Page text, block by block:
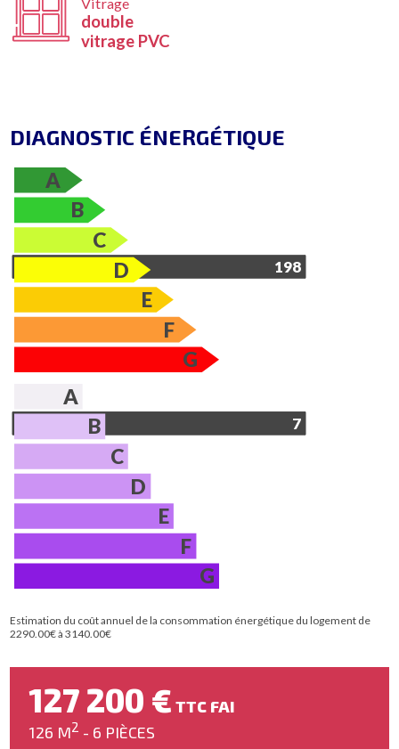
double
vitrage PVC
DIAGNOSTIC ÉNERGÉTIQUE
A
B
C
198
D
E
F
G
A
7
B
C
D
E
F
G
Estimation du coût annuel de la consommation énergétique du logement de
2290.00€ à 3140.00€
127 200 € TTC FAI
126 M2 - 6 PIÈCES